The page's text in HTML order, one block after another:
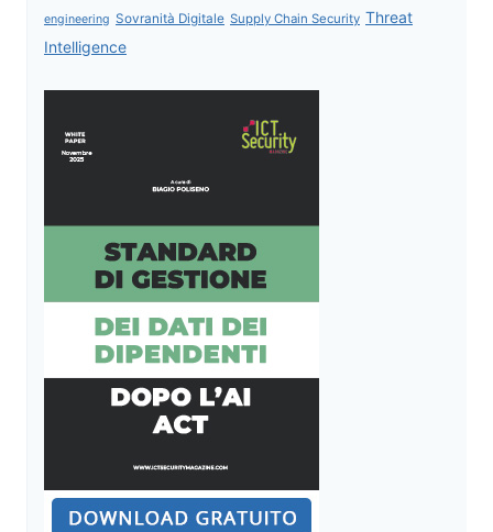
engineering Sovranità Digitale Supply Chain Security Threat
Intelligence